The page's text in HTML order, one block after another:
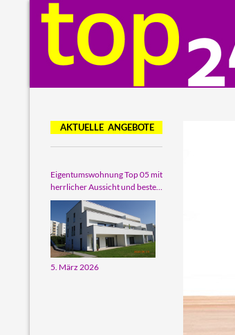
Ihr Partner für top Wohnimmobilien
AKTUELLE ANGEBOTE
Eigentumswohnung Top 05 mit
herrlicher Aussicht und bester
Wohnqualität
5. März 2026